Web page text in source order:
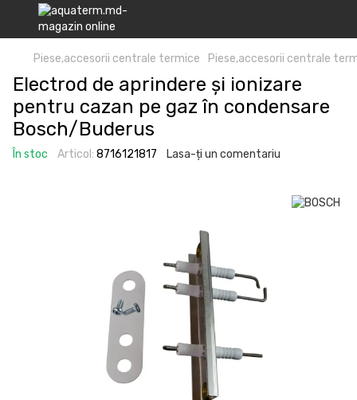
Piese,accesorii centrale termice Piese,accesorii centrale
Electrod de aprindere și ionizare
pentru cazan pe gaz în condensare
Bosch/Buderus
În stoc Articol: 8716121817 Lasa-ți un comentariu